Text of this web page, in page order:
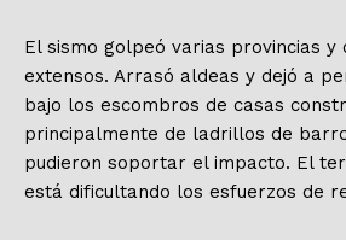
El sismo golpeó varias provincias y
extensos. Arrasó aldeas y dejó a
bajo los escombros de casas
principalmente de ladrillos de
pudieron soportar el impacto. El
está dificultando los esfuerzos de